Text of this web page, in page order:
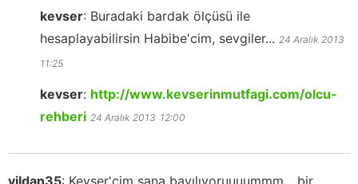
kevser: Buradaki bardak ölçüsü ile
hesaplayabilirsin Habibe'cim, sevgiler... 24 Aralık 2013
11:25
kevser: http://www.kevserinmutfagi.com/olcu-
rehberi 24 Aralık 2013 12:00